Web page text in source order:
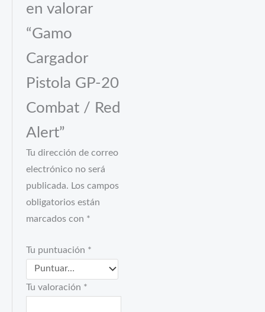
en valorar
“Gamo
Cargador
Pistola GP-20
Combat / Red
Alert”
Tu dirección de correo
electrónico no será
publicada. Los campos
obligatorios están
marcados con *
Tu puntuación *
Tu valoración *